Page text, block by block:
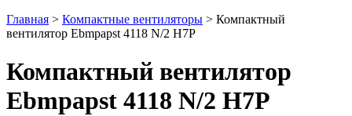
Главная > Компактные вентиляторы > Компактный
вентилятор Ebmpapst 4118 N/2 H7P
Компактный вентилятор
Ebmpapst 4118 N/2 H7P